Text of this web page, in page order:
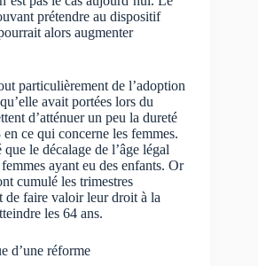
prétendre au dispositif
alors augmenter
particulièrement de l’adoption
avait portées lors du
d’atténuer un peu la dureté
ce qui concerne les femmes.
le décalage de l’âge légal
ayant eu des enfants. Or
cumulé les trimestres
de faire valoir leur droit à la
les 64 ans.
d’une réforme